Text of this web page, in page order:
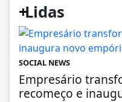
+
Lidas
SOCIAL NEWS
Empresário
recomeço e